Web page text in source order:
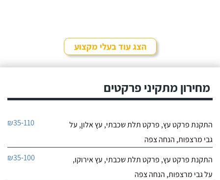
הצג עוד בעלי מקצוע
מחירון מתקיני פרקטים
התקנת פרקט עץ, פרקט תלת שכבתי, עץ אלון, על
גבי מרצפות, הנחה צפה
₪35-110
התקנת פרקט עץ, פרקט תלת שכבתי, עץ אירוקו,
על גבי מרצפות, הנחה צפה
₪35-100